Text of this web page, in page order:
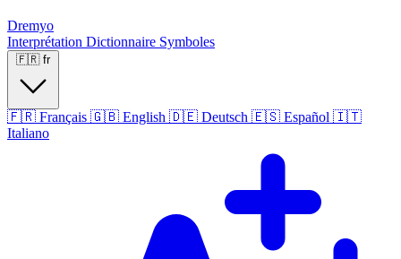
Dremyo
Interprétation Dictionnaire Symboles
🇫🇷 fr
🇫🇷 Français 🇬🇧 English 🇩🇪 Deutsch 🇪🇸 Español 🇮🇹
Italiano